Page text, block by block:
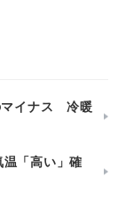
マイナス 冷暖
「高い」確